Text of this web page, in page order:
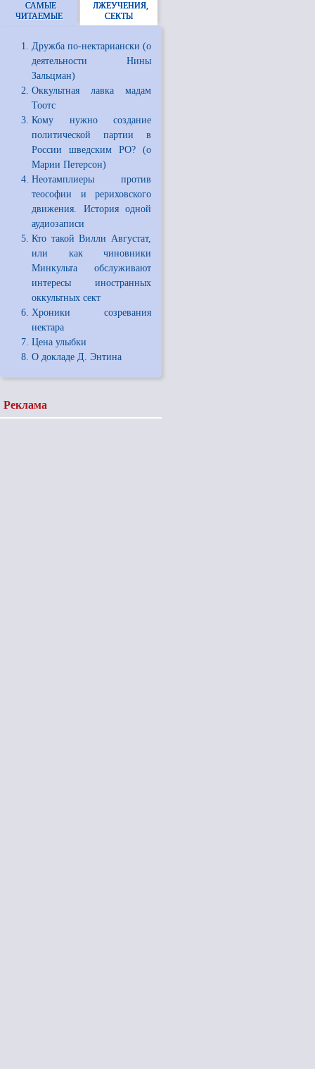
САМЫЕ
ЧИТАЕМЫЕ
ЛЖЕУЧЕНИЯ,
СЕКТЫ
Дружба по-нектариански (о
деятельности Нины
Зальцман)
Оккультная лавка мадам
Тоотс
Кому нужно создание
политической партии в
России шведским РО? (о
Марии Петерсон)
Неотамплиеры против
теософии и рериховского
движения. История одной
аудиозаписи
Кто такой Вилли Августат,
или как чиновники
Минкульта обслуживают
интересы иностранных
оккультных сект
Хроники созревания
нектара
Цена улыбки
О докладе Д. Энтина
Реклама